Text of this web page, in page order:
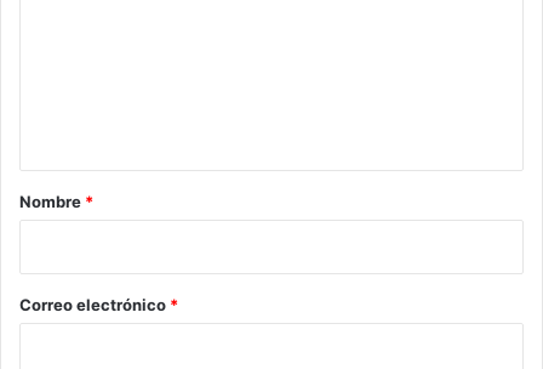
r
*
Nombre *
Correo electrónico *